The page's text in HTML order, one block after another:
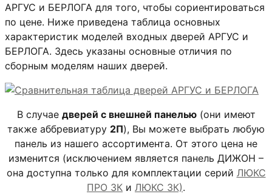
АРГУС и БЕРЛОГА для того, чтобы сориентироваться
по цене. Ниже приведена таблица основных
характеристик моделей входных дверей АРГУС и
БЕРЛОГА. Здесь указаны основные отличия по
сборным моделям наших дверей.
В случае дверей с внешней панелью(они имеют
также аббревиатуру 2П), Вы можете выбрать любую
панель из нашего ассортимента. От этого цена не
изменится (исключением является панель ДИЖОН –
она доступна только для комплектации серий ЛЮКС
ПРО 3К и ЛЮКС 3К).